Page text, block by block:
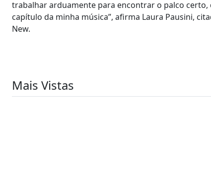
trabalhar arduamente para encontrar o palco
capítulo da minha música”, afirma Laura Pausini,
New.
Mais Vistas